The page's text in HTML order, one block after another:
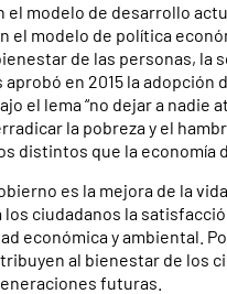
modelo de desarrollo
el modelo de política
de las personas, la
en 2015 la
el lema “no dejar a
la pobreza y el
distintos que la
es la mejora de la
ciudadanos la
económica y ambiental.
al bienestar de los
futuras.